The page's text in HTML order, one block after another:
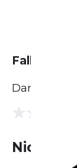
Falke RU 5
Damen
Nicht